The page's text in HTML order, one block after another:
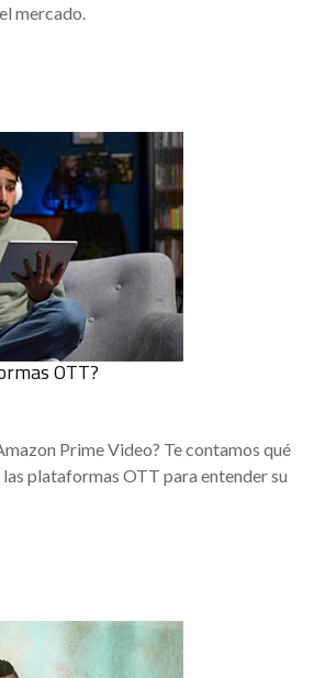
mercado.
OTT?
Prime Video? Te contamos qué
plataformas OTT para entender su